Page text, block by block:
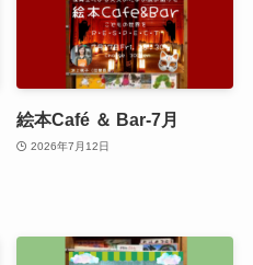
絵本Café ＆ Bar-7月
2026年7月12日